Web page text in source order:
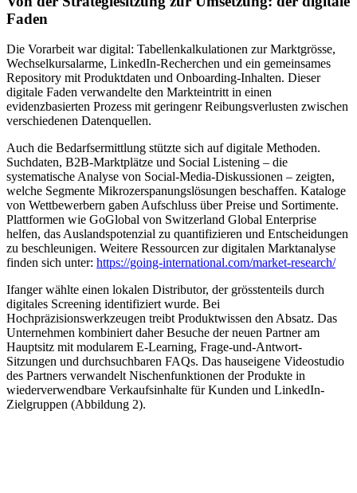
Faden
Die Vorarbeit war digital: Tabellenkalkulationen zur Marktgrösse,
Wechselkursalarme, LinkedIn-Recherchen und ein gemeinsames
Repository mit Produktdaten und Onboarding-Inhalten. Dieser
digitale Faden verwandelte den Markteintritt in einen
evidenzbasierten Prozess mit geringenr Reibungsverlusten zwischen
verschiedenen Datenquellen.
Auch die Bedarfsermittlung stützte sich auf digitale Methoden.
Suchdaten, B2B-Marktplätze und Social Listening – die
systematische Analyse von Social-Media-Diskussionen – zeigten,
welche Segmente Mikrozerspanungslösungen beschaffen. Kataloge
von Wettbewerbern gaben Aufschluss über Preise und Sortimente.
Plattformen wie GoGlobal von Switzerland Global Enterprise
helfen, das Auslandspotenzial zu quantifizieren und Entscheidungen
zu beschleunigen. Weitere Ressourcen zur digitalen Marktanalyse
finden sich unter: https://going-international.com/market-research/
Ifanger wählte einen lokalen Distributor, der grösstenteils durch
digitales Screening identifiziert wurde. Bei
Hochpräzisionswerkzeugen treibt Produktwissen den Absatz. Das
Unternehmen kombiniert daher Besuche der neuen Partner am
Hauptsitz mit modularem E-Learning, Frage-und-Antwort-
Sitzungen und durchsuchbaren FAQs. Das hauseigene Videostudio
des Partners verwandelt Nischenfunktionen der Produkte in
wiederverwendbare Verkaufsinhalte für Kunden und LinkedIn-
Zielgruppen (Abbildung 2).